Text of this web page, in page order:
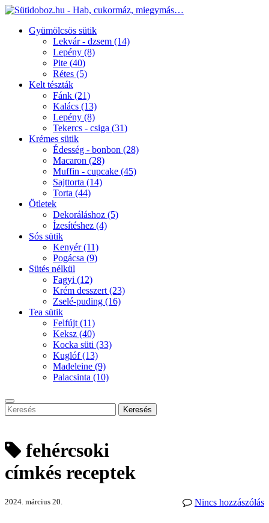
Gyümölcsös sütik
Lekvár - dzsem (14)
Lepény (8)
Pite (40)
Rétes (5)
Kelt tészták
Fánk (21)
Kalács (13)
Lepény (8)
Tekercs - csiga (31)
Krémes sütik
Édesség - bonbon (28)
Macaron (28)
Muffin - cupcake (45)
Sajttorta (14)
Torta (44)
Ötletek
Dekoráláshoz (5)
Ízesítéshez (4)
Sós sütik
Kenyér(11)
Pogácsa (9)
Sütés nélkül
Fagyi (12)
Krém desszert (23)
Zselé-puding (16)
Tea sütik
Felfújt (11)
Keksz (40)
Kocka süti (33)
Kuglóf(13)
Madeleine (9)
Palacsinta (10)
Keresés
fehércsoki
címkés receptek
Nincs hozzászólás
2024. március 20.